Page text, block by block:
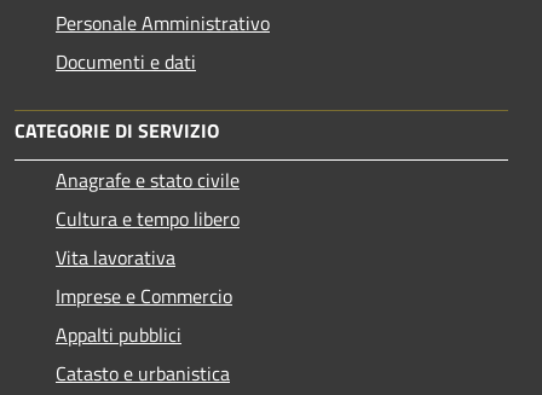
Personale Amministrativo
Documenti e dati
CATEGORIE DI SERVIZIO
Anagrafe e stato civile
Cultura e tempo libero
Vita lavorativa
Imprese e Commercio
Appalti pubblici
Catasto e urbanistica